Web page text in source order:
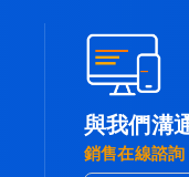
與我們溝
銷售在線諮詢